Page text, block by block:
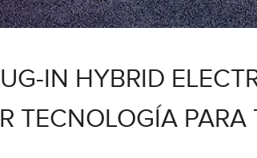
IN HYBRID
TECNOLOGÍA PARA